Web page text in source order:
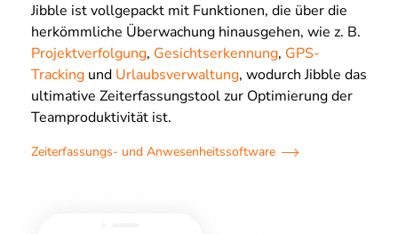
Jibble ist vollgepackt mit Funktionen, die über die
herkömmliche Überwachung hinausgehen, wie z. B.
Projektverfolgung, Gesichtserkennung, GPS-
Tracking und Urlaubsverwaltung, wodurch Jibble das
ultimative Zeiterfassungstool zur Optimierung der
Teamproduktivität ist.
Zeiterfassungs- und Anwesenheitssoftware